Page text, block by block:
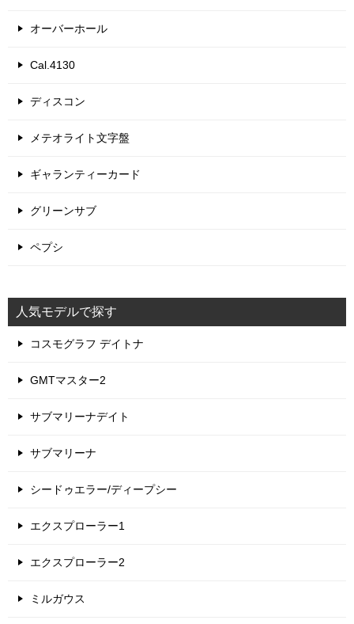
オーバーホール
Cal.4130
ディスコン
メテオライト文字盤
ギャランティーカード
グリーンサブ
ペプシ
人気モデルで探す
コスモグラフ デイトナ
GMTマスター2
サブマリーナデイト
サブマリーナ
シードゥエラー/ディープシー
エクスプローラー1
エクスプローラー2
ミルガウス